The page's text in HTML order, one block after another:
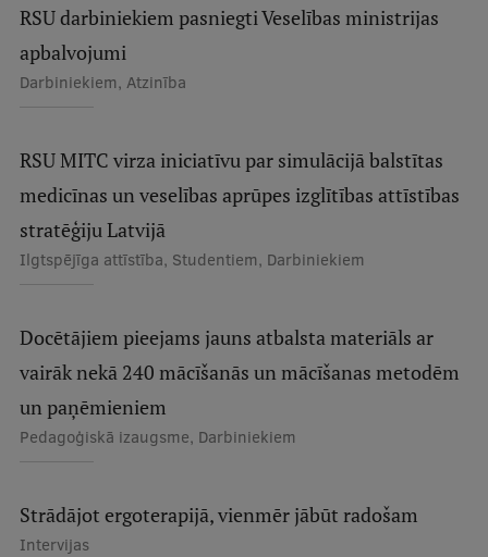
Studiju norises vietas
Fakultātes
Mūsu cilvēki
Struktūra
Vēsture un tradīcijas
Identitāte
Aula
Ģerbonis
Reitingi
RSU darbiniekiem pasniegti Veselības ministrijas
apbalvojumi
Darbiniekiem, Atzinība
RSU MITC virza iniciatīvu par simulācijā balstītas
medicīnas un veselības aprūpes izglītības attīstības
stratēģiju Latvijā
Ilgtspējīga attīstība, Studentiem, Darbiniekiem
Docētājiem pieejams jauns atbalsta materiāls ar
vairāk nekā 240 mācīšanās un mācīšanas metodēm
un paņēmieniem
Pedagoģiskā izaugsme, Darbiniekiem
Strādājot ergoterapijā, vienmēr jābūt radošam
Intervijas